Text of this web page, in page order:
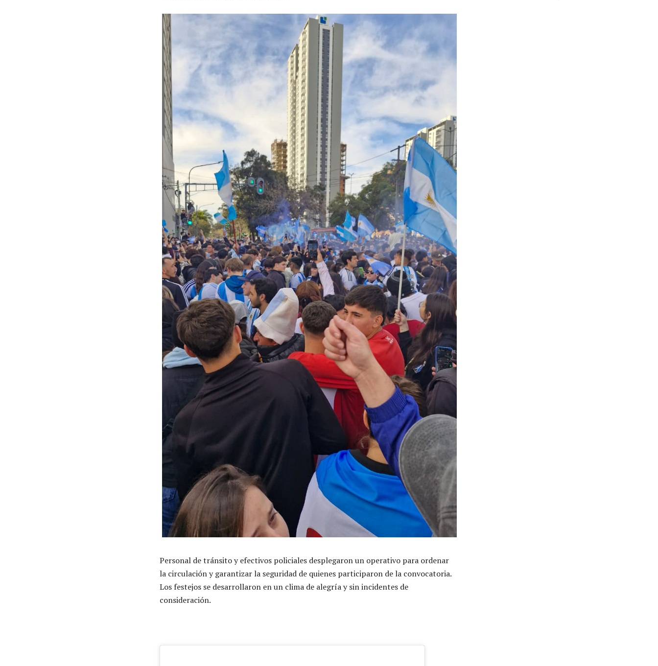
Personal de tránsito y efectivos policiales desplegaron un operativo para ordenar
la circulación y garantizar la seguridad de quienes participaron de la convocatoria.
Los festejos se desarrollaron en un clima de alegría y sin incidentes de
consideración.